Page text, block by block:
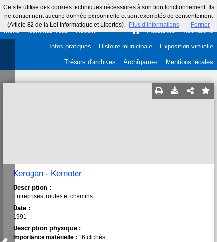
Ce site utilise des cookies techniques nécessaires à son bon fonctionnement. Ils
ne contiennent aucune donnée personnelle et sont exemptés de consentement
(Article 82 de la Loi Informatique et Libertés).
Plus d’informations Fermer
Menu Identifiez-vous Accueil Actualités Recherche
Infos pratiques Histoire municipale Exposition virtuelle
Trésors d'archives Archi'games Mentions légales
Kerogan - Kernoter
Description :
Entreprises, routes et chemins
Date :
1991
Description physique :
Importance matérielle : 16 clichés